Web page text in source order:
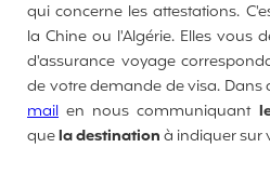
qui concerne les attestations.
la Chine ou l'Algérie. Elles vous
d'assurance voyage
de votre demande de visa. Dans
mail en nous communiquant
quela destinationà indiquer sur